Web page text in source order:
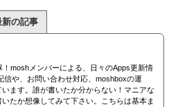
新の記事
！moshメンバーによる、日々のApps更新情
信や、お問い合わせ対応、moshboxの運
ます。誰が書いたか分からない！マニアな
たか想像してみて下さい。こちらは基本ま